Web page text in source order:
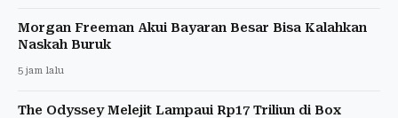
Morgan Freeman Akui Bayaran Besar Bisa Kalahkan
Naskah Buruk
5 jam lalu
The Odyssey Melejit Lampaui Rp17 Triliun di Box